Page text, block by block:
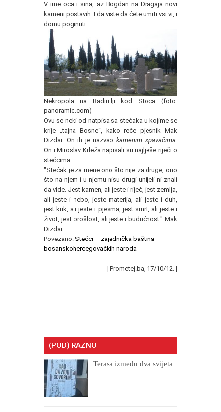
V ime oca i sina, az Bogdan na Dragaja novi
kameni postavih. I da viste da ćete umrti vsi vi, i
domu poginuti.
Nekropola na Radimlji kod Stoca (foto:
panoramio.com)
Ovu se neki od natpisa sa stećaka u kojime se
krije „tajna Bosne“, kako reče pjesnik Mak
Dizdar. On ih je nazvaokamenim spavačima.
On i Miroslav Krleža napisali su najlješe riječi o
stećcima:
"Stećak je za mene ono što nije za druge, ono
što na njem i u njemu nisu drugi unijeli ni znali
da vide. Jest kamen, ali jeste i riječ, jest zemlja,
ali jeste i nebo, jeste materija, ali jeste i duh,
jest krik, ali jeste i pjesma, jest smrt, ali jeste i
život, jest prošlost, ali jeste i budućnost." Mak
Dizdar
Povezano: Stećci – zajednička baština
bosanskohercegovačkih naroda
| Prometej.ba, 17/10/12. |
(POD) RAZNO
Terasa između dva svijeta